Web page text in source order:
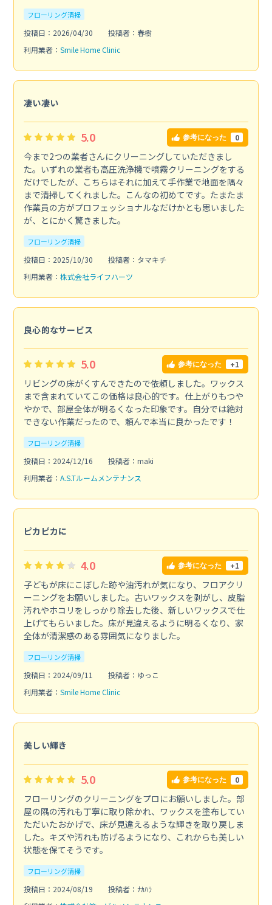
フローリング清掃
投稿日：2026/04/30
投稿者：春樹
利用業者： Smile Home Clinic
凄い凄い
5.0 参考になった 0
今まで2つの業者さんにクリーニングしていただきまし
た。いずれの業者も高圧洗浄機で噴霧クリーニングをする
だけでしたが、こちらはそれに加えて手作業で地面を隅々
まで清掃してくれました。こんなの初めてです。たまたま
作業員の方がプロフェッショナルなだけかとも思いました
が、とにかく驚きました。
フローリング清掃
投稿日：2025/10/30
投稿者：タマキチ
利用業者： 株式会社ライフハーツ
良心的なサービス
5.0 参考になった +1
リビングの床がくすんできたので依頼しました。ワックス
まで含まれていてこの価格は良心的です。仕上がりもつや
やかで、部屋全体が明るくなった印象です。自分では絶対
できない作業だったので、頼んで本当に良かったです！
フローリング清掃
投稿日：2024/12/16
投稿者：maki
利用業者： A.S.Tルームメンテナンス
ピカピカに
4.0 参考になった +1
子どもが床にこぼした跡や油汚れが気になり、フロアクリ
ーニングをお願いしました。古いワックスを剥がし、皮脂
汚れやホコリをしっかり除去した後、新しいワックスで仕
上げてもらいました。床が見違えるように明るくなり、家
全体が清潔感のある雰囲気になりました。
フローリング清掃
投稿日：2024/09/11
投稿者：ゆっこ
利用業者： Smile Home Clinic
美しい輝き
5.0 参考になった 0
フローリングのクリーニングをプロにお願いしました。部
屋の隅の汚れも丁寧に取り除かれ、ワックスを塗布してい
ただいたおかげで、床が見違えるような輝きを取り戻しま
した。キズや汚れも防げるようになり、これからも美しい
状態を保てそうです。
フローリング清掃
投稿日：2024/08/19
投稿者：ﾅｶﾊﾗ